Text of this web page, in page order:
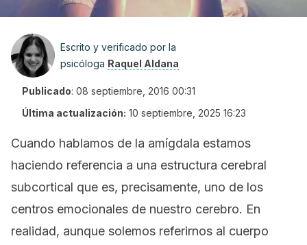
Escrito y verificado por la
psicóloga Raquel Aldana
Publicado: 08 septiembre, 2016 00:31
Última actualización: 10 septiembre, 2025 16:23
Cuando hablamos de la amígdala estamos
haciendo referencia a una estructura cerebral
subcortical que es, precisamente, uno de los
centros emocionales de nuestro cerebro. En
realidad, aunque solemos referirnos al cuerpo